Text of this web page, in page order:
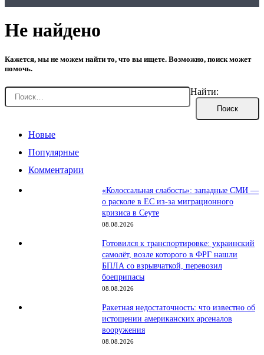
Не найдено
Кажется, мы не можем найти то, что вы ищете. Возможно, поиск может
помочь.
Найти:
Новые
Популярные
Комментарии
«Колоссальная слабость»: западные СМИ —
о расколе в ЕС из-за миграционного
кризиса в Сеуте
08.08.2026
Готовился к транспортировке: украинский
самолёт, возле которого в ФРГ нашли
БПЛА со взрывчаткой, перевозил
боеприпасы
08.08.2026
Ракетная недостаточность: что известно об
истощении американских арсеналов
вооружения
08.08.2026